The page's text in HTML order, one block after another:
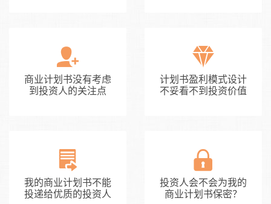
商业计划书没有考虑
到投资人的关注点
计划书盈利模式设计
不妥看不到投资价值
我的商业计划书不能
投递给优质的投资人
投资人会不会为我的
商业计划书保密？